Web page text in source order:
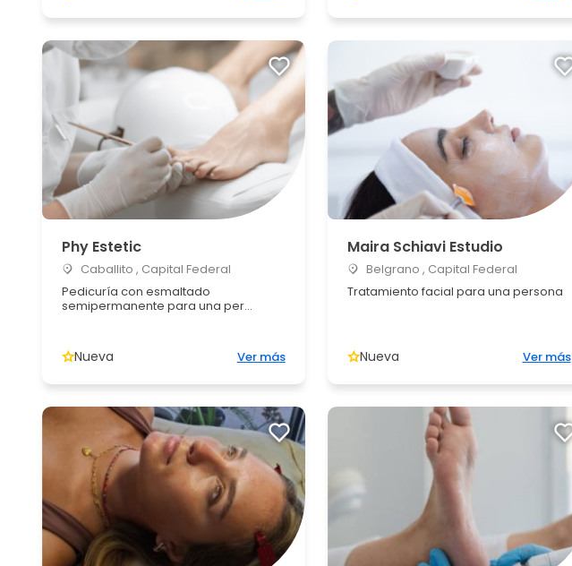
Phy Estetic
Caballito , Capital Federal
Pedicuría con esmaltado
semipermanente para una per...
Nueva Ver más
Maira Schiavi Estudio
Belgrano , Capital Federal
Tratamiento facial para una persona
Nueva Ver más